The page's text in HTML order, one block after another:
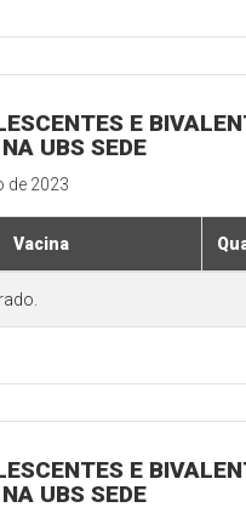
E
UBS SEDE
de 2023
Vacina
E
UBS SEDE